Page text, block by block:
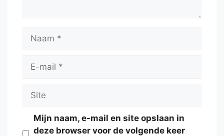
Naam
Site
Mijn naam, e-mail en site opslaan in
deze browser voor de volgende keer